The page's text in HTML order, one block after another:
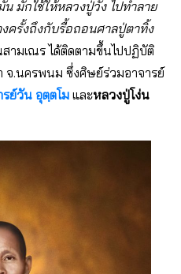
มักใช้ให้หลวงปู่วัง ไปทำลาย
ครั้งถึงกับรื้อถอนศาลปู่ตาทิ้ง
ามเณร ได้ติดตามขึ้นไปปฏิบัติ
จ.นครพนม ซึ่งศิษย์ร่วมอาจารย์
ย์วัน อุตฺตโมและหลวงปู่โง่น